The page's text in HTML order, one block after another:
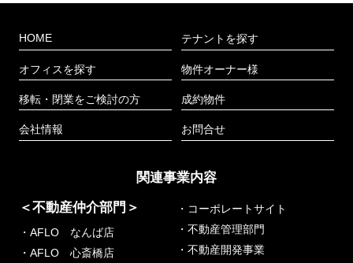
HOME
オフィスを探す
移転・閉業をご検討の方
会社情報
テナントを探す
物件オーナー様
成約物件
お問合せ
関連事業内容
＜不動産仲介部門＞
・AFLO なんば店
・AFLO 心斎橋店
・コーポレートサイト
・不動産管理部門
・不動産開発事業